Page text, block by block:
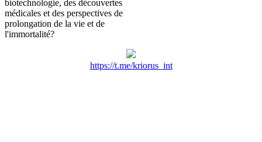
biotechnologie, des découvertes
médicales et des perspectives de
prolongation de la vie et de
l'immortalité?
https://t.me/kriorus_int